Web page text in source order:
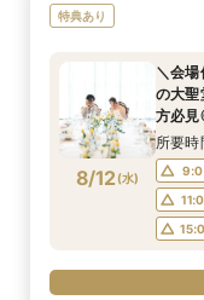
8/11(火 )
【初
8/11(火 )
【少
所要
8/11(火 )
＼会
所要
8/11(火 )
【最
8/11(火 )
【大
8/11(火 )
【マ
ウェ
ディ
所要
8/11(火 )
迷い
特典あり
8/12(水)
＼会
の大
方必
所要